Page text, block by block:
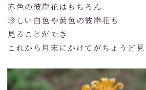
赤色の彼岸花はもちろん
珍しい白色や黄色の彼岸花も
見ることができ
これから月末にかけてがちょうど見